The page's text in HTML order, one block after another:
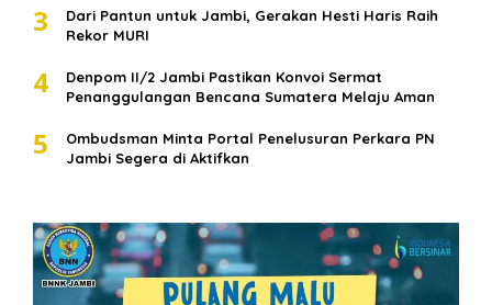
3
Dari Pantun untuk Jambi, Gerakan Hesti Haris Raih
Rekor MURI
4
Denpom II/2 Jambi Pastikan Konvoi Sermat
Penanggulangan Bencana Sumatera Melaju Aman
5
Ombudsman Minta Portal Penelusuran Perkara PN
Jambi Segera di Aktifkan